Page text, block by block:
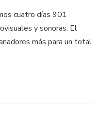
cuatro días 901
y sonoras. El
más para un total